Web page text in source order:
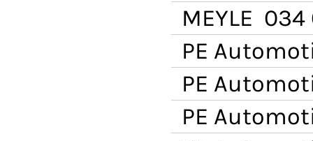
MEYLE 034
PE
PE
PE